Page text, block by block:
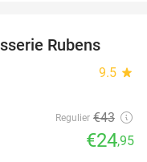
42%
Rubens
9.5 star
Regulier €43
€24,95